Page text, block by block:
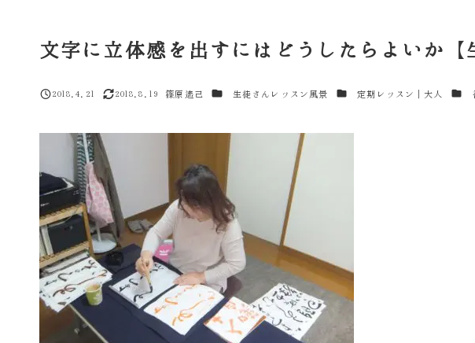
文字に立体感を出すにはどうしたらよいか【
投稿日
2018.4.21
更新日
2018.8.19
著
篠原遙己 カテゴリー生徒さんレッスン風景 カテゴリー
定期レッスン｜大人 カテ